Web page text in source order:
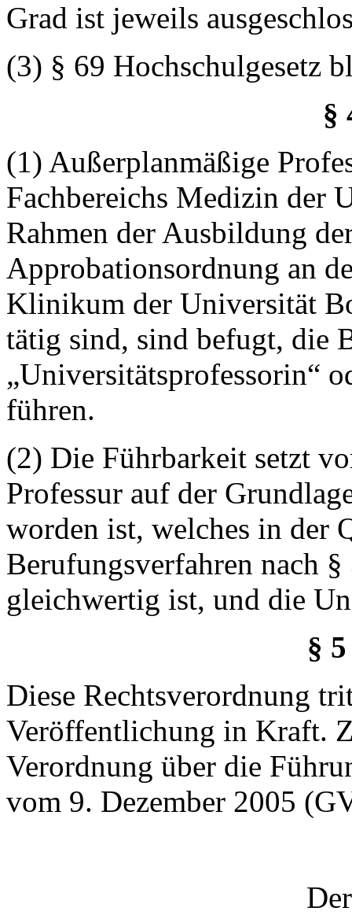
Grad ist jeweils
(3) § 69 Hochschulgesetz
§
(1) Außerplanmäßige
Fachbereichs Medizin der
Rahmen der Ausbildung
Approbationsordnung an
Klinikum der Universität
tätig sind, sind befugt, die
„Universitätsprofessorin“
führen.
(2) Die Führbarkeit setzt
Professur auf der
worden ist, welches in der
Berufungsverfahren nach §
gleichwertig ist, und die
§
Diese Rechtsverordnung
Veröffentlichung in Kraft.
Verordnung über die
vom 9. Dezember 2005